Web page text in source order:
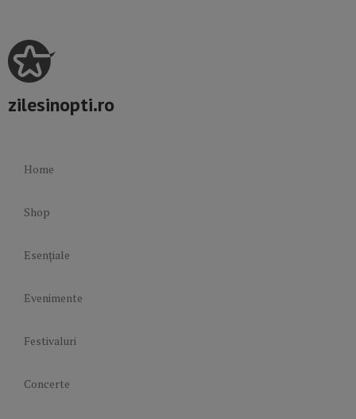
zilesinopti.ro
Home
Shop
Esențiale
Evenimente
Festivaluri
Concerte